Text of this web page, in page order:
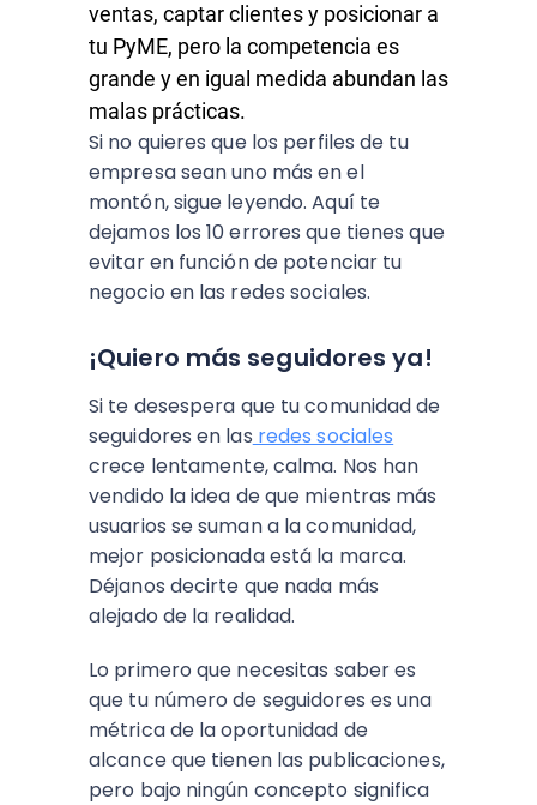
ventas, captar clientes y posicionar a
tu PyME, pero la competencia es
grande y en igual medida abundan las
malas prácticas.
Si no quieres que los perfiles de tu
empresa sean uno más en el
montón, sigue leyendo. Aquí te
dejamos los 10 errores que tienes que
evitar en función de potenciar tu
negocio en las redes sociales.
¡Quiero más seguidores ya!
Si te desespera que tu comunidad de
seguidores en las redes sociales
crece lentamente, calma. Nos han
vendido la idea de que mientras más
usuarios se suman a la comunidad,
mejor posicionada está la marca.
Déjanos decirte que nada más
alejado de la realidad.
Lo primero que necesitas saber es
que tu número de seguidores es una
métrica de la oportunidad de
alcance que tienen las publicaciones,
pero bajo ningún concepto significa